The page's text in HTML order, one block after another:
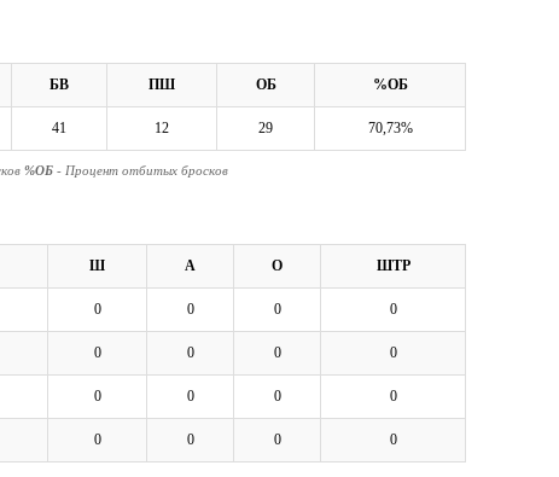
БВ ПШ ОБ %ОБ
41 12 29 70,73%
%ОБ - Процент отбитых бросков
Ш А О ШТР
0 0 0 0
0 0 0 0
0 0 0 0
0 0 0 0